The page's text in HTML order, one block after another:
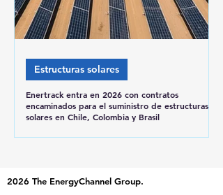
Enertrack entra en 2026 con contratos
encaminados para el suministro de estructuras
solares en Chile, Colombia y Brasil
Estructuras solares
2026 The EnergyChannel Group.